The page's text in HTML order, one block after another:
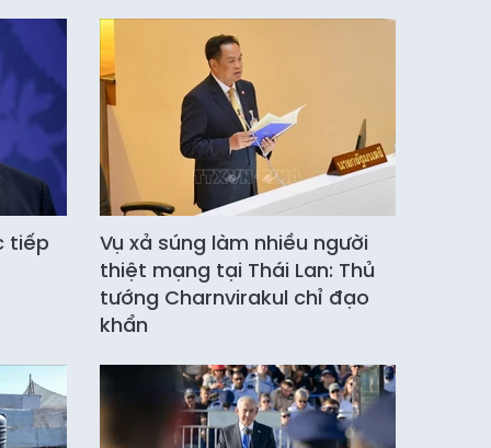
tiếp
Vụ xả súng làm nhiều người
thiệt mạng tại Thái Lan: Thủ
tướng Charnvirakul chỉ đạo
khẩn